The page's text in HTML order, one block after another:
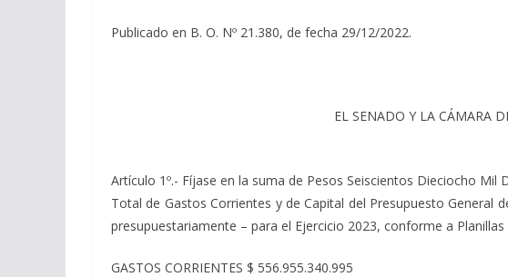
Publicado en B. O. Nº 21.380, de fecha 29/12/2022.
EL SENADO Y LA CÁMARA
Artículo 1º.- Fíjase en la suma de Pesos Seiscientos Dieciocho
Total de Gastos Corrientes y de Capital del Presupuesto General
presupuestariamente – para el Ejercicio 2023, conforme a
GASTOS CORRIENTES $ 556.955.340.995